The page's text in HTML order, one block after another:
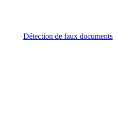
Détection de faux documents